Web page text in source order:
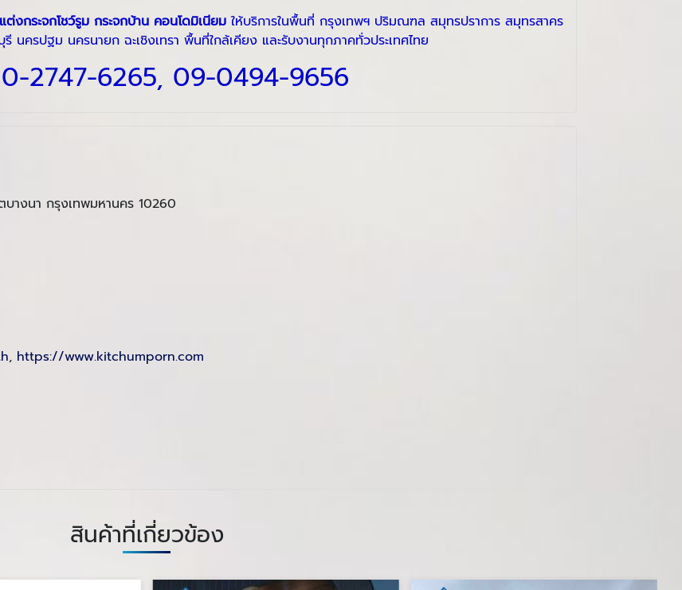
ต่งกระจกโชว์รูม กระจกบ้าน คอนโดมิเนียม ให้บริการในพื้นที่ กรุงเทพฯ ปริมณฑล สมุทรปราการ สมุทรสาคร
ครปฐม นครนายก ฉะเชิงเทรา พื้นที่ใกล้เคียง และรับงานทุกภาคทั่วประเทศไทย
0-2747-6265, 09-0494-9656
างนา กรุงเทพมหานคร 10260
, https://www.kitchumporn.com
สินค้าที่เกี่ยวข้อง